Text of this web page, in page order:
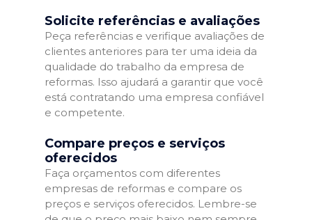
Solicite referências e avaliações
Peça referências e verifique avaliações de
clientes anteriores para ter uma ideia da
qualidade do trabalho da empresa de
reformas. Isso ajudará a garantir que você
está contratando uma empresa confiável
e competente.
Compare preços e serviços
oferecidos
Faça orçamentos com diferentes
empresas de reformas e compare os
preços e serviços oferecidos. Lembre-se